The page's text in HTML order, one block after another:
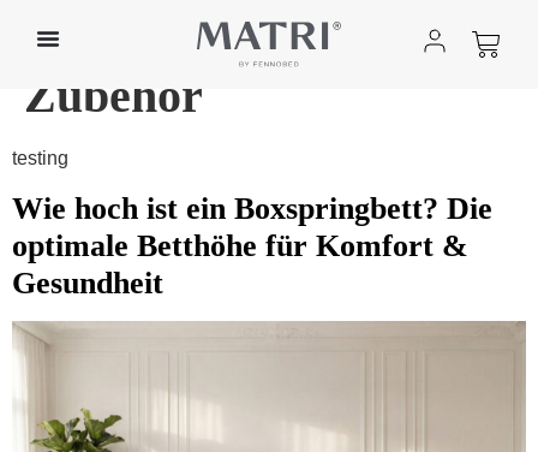
Kategorie:Betten &
Zubehör
testing
Wie hoch ist ein Boxspringbett? Die
optimale Betthöhe für Komfort &
Gesundheit